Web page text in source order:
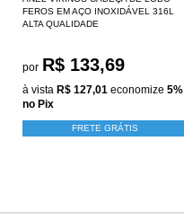
FEROS EM AÇO INOXIDÁVEL 316L
ALTA QUALIDADE
por R$ 133,69
à vista R$ 127,01 economize 5%
no Pix
FRETE GRÁTIS